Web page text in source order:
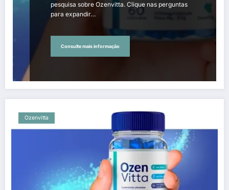
pesquisa sobre Ozenvitta. Clique nas perguntas
para expandir…
Consulte mais informação
Ozenvitta